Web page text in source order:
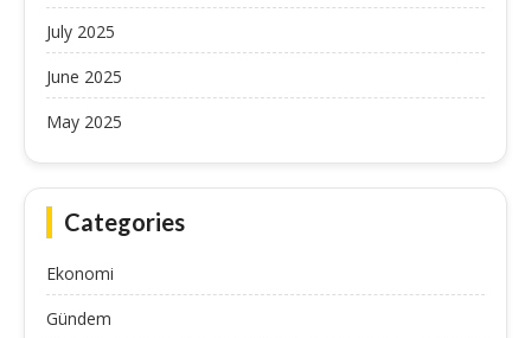
July 2025
June 2025
May 2025
Categories
Ekonomi
Gündem